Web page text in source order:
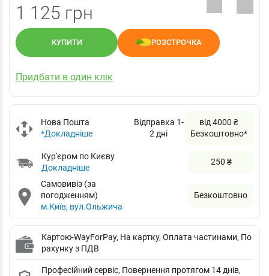
1 125 грн
КУПИТИ РОЗСТРОЧКА
Придбати в один клік
Нова Пошта
*Докладніше
Відправка 1-
2 дні
від 4000 ₴
Безкоштовно*
Кур'єром по Києву
Докладніше
250 ₴
Самовивіз (за
погодженням)
м.Київ, вул.Ольжича
Безкоштовно
Картою-WayForPay, На картку, Оплата частинами, По
рахунку з ПДВ
Професійний сервіс, Повернення протягом 14 днів,